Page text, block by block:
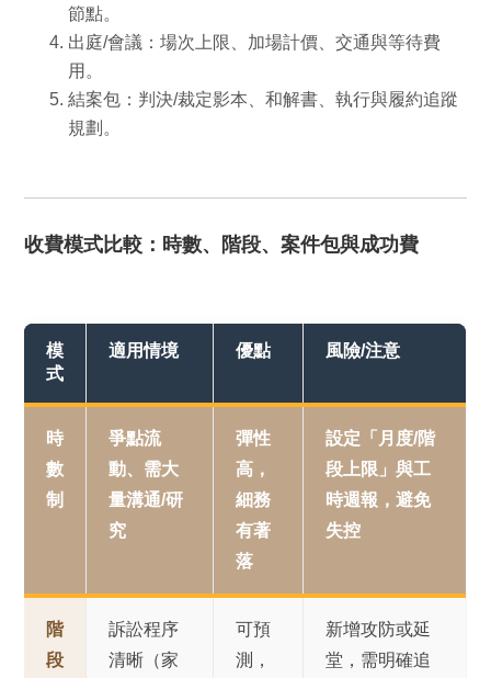
節點。
出庭/會議 ：場次上限、加場計價、交通與等待費
用。
結案包 ：判決/裁定影本、和解書、執行與履約追蹤
規劃。
收費模式比較：時數、階段、案件包與成功費
模
式
適用情境 優點 風險/注意
時
數
制
爭點流
動、需大
量溝通/研
究
彈性
高，
細務
有著
落
設定「月度/階
段上限」與工
時週報，避免
失控
階
段
訴訟程序
清晰（家
可預
測，
新增攻防或延
堂，需明確追